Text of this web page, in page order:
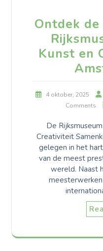
Ontdek
Kunst en
4 oktober, 2025
Comments
De
Creativiteit
gelegen in het
van de meest
wereld. Naast